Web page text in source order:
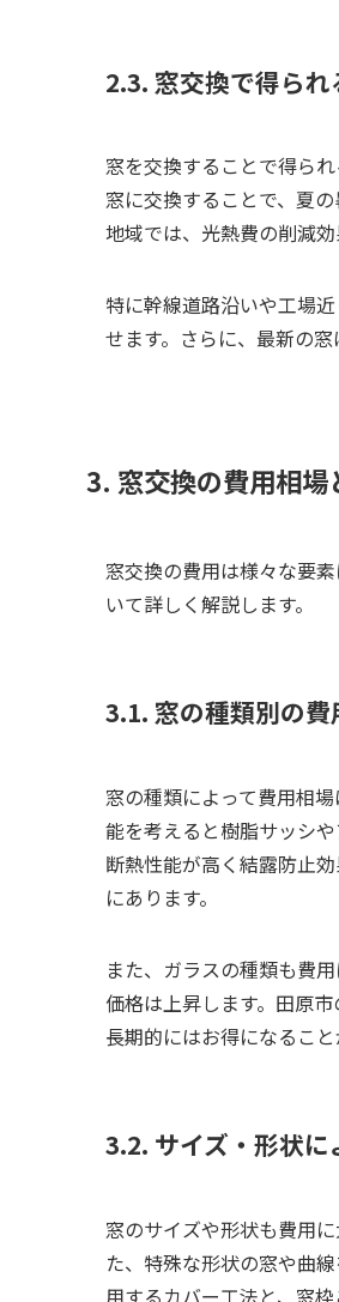
2.3. 窓交換で得られ
窓を交換することで得ら
窓に交換することで、夏
地域では、光熱費の削減
特に幹線道路沿いや工場
せます。さらに、最新の
3. 窓交換の費用相
窓交換の費用は様々な要
いて詳しく解説します。
3.1. 窓の種類別の費
窓の種類によって費用相
能を考えると樹脂サッシ
断熱性能が高く結露防止
にあります。
また、ガラスの種類も費
価格は上昇します。田原
長期的にはお得になること
3.2. サイズ・形状に
窓のサイズや形状も費用
た、特殊な形状の窓や曲
用するカバー工法と、窓